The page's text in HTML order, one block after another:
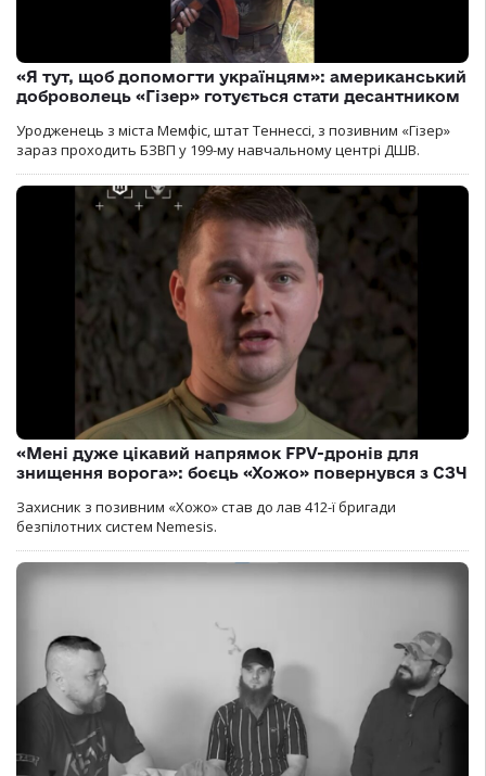
«Я тут, щоб допомогти українцям»: американський
доброволець «Гізер» готується стати десантником
Уродженець з міста Мемфіс, штат Теннессі, з позивним «Гізер»
зараз проходить БЗВП у 199-му навчальному центрі ДШВ.
«Мені дуже цікавий напрямок FPV-дронів для
знищення ворога»: боєць «Хожо» повернувся з СЗЧ
Захисник з позивним «Хожо» став до лав 412-ї бригади
безпілотних систем Nemesis.